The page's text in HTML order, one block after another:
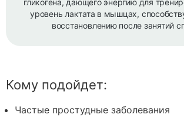
гликогена, дающего энергию для
уровень лактата в мышцах,
восстановлению после занятий
Кому подойдет:
Частые простудные заболевания